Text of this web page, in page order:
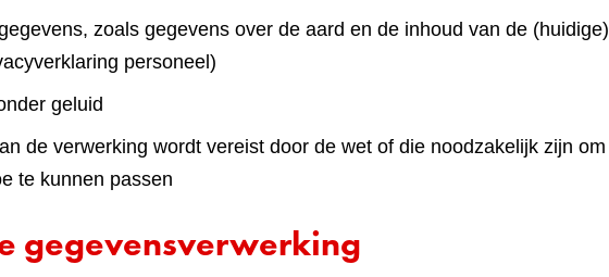
zoals gegevens over de aard en de inhoud van de (huidige)
personeel)
geluid
de verwerking wordt vereist door de wet of die noodzakelijk zijn om
te kunnen passen
gegevensverwerking